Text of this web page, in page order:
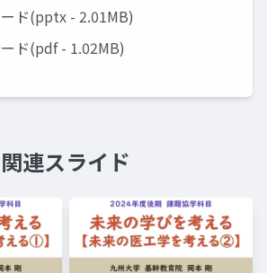
ド(pptx - 2.01MB)
ド(pdf - 1.02MB)
関連スライド